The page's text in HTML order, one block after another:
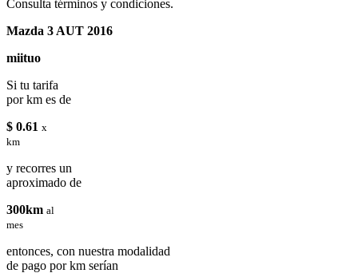
Consulta términos y condiciones.
Mazda 3 AUT 2016
miituo
Si tu tarifa
por km es de
$ 0.61 x
km
y recorres un
aproximado de
300km al
mes
entonces, con nuestra modalidad
de pago por km serían